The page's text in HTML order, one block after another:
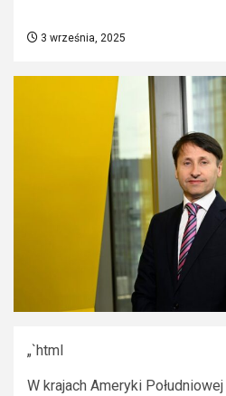
3 września, 2025
„`html
W krajach Ameryki